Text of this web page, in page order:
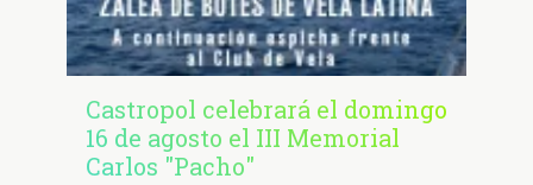
Castropol celebrará el domingo
16 de agosto el III Memorial
Carlos "Pacho"